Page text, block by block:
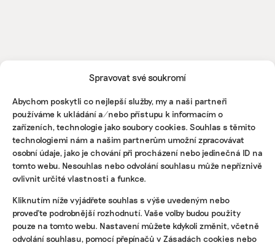
Spravovat své soukromí
Abychom poskytli co nejlepší služby, my a naši partneři
používáme k ukládání a/nebo přístupu k informacím o
zařízeních, technologie jako soubory cookies. Souhlas s těmito
technologiemi nám a našim partnerům umožní zpracovávat
osobní údaje, jako je chování při procházení nebo jedinečná ID na
tomto webu. Nesouhlas nebo odvolání souhlasu může nepříznivě
ovlivnit určité vlastnosti a funkce.
Kliknutím níže vyjádřete souhlas s výše uvedeným nebo
proveďte podrobnější rozhodnutí. Vaše volby budou použity
pouze na tomto webu. Nastavení můžete kdykoli změnit, včetně
odvolání souhlasu, pomocí přepínačů v Zásadách cookies nebo
Facebook
X LinkedIn
ODEBÍREJTE NÁŠ NEWSLETTER